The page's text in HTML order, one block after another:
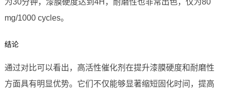
为30分钟，漆膜硬度达到4H，耐磨性也非常出色，仅为80
mg/1000 cycles。
结论
通过对比可以看出，高活性催化剂在提升漆膜硬度和耐磨性
方面具有明显优势。它们不仅能够显著缩短固化时间，提高